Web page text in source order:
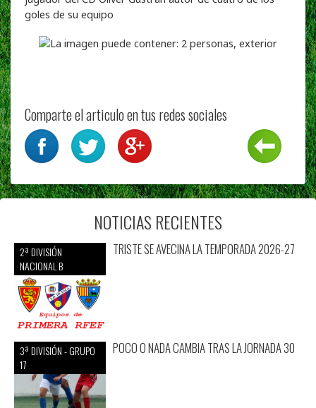
goles de su equipo
Comparte el articulo en tus redes sociales
NOTICIAS RECIENTES
2ª DIVISIÓN
NACIONAL B
TRISTE SE AVECINA LA TEMPORADA 2026-27
3ª DIVISIÓN - GRUPO
17
POCO O NADA CAMBIA TRAS LA JORNADA 30